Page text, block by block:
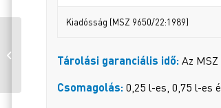
Kiadósság (MSZ 9650/22:1989)
Tárolási garanciális idő: Az
Csomagolás: 0,25 l-es, 0,75 l-es
GARÁZSFESTÉK FEHÉR